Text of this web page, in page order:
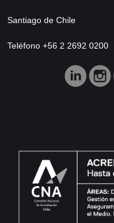
Santiago de Chile
Teléfono +56 2 2692 0200